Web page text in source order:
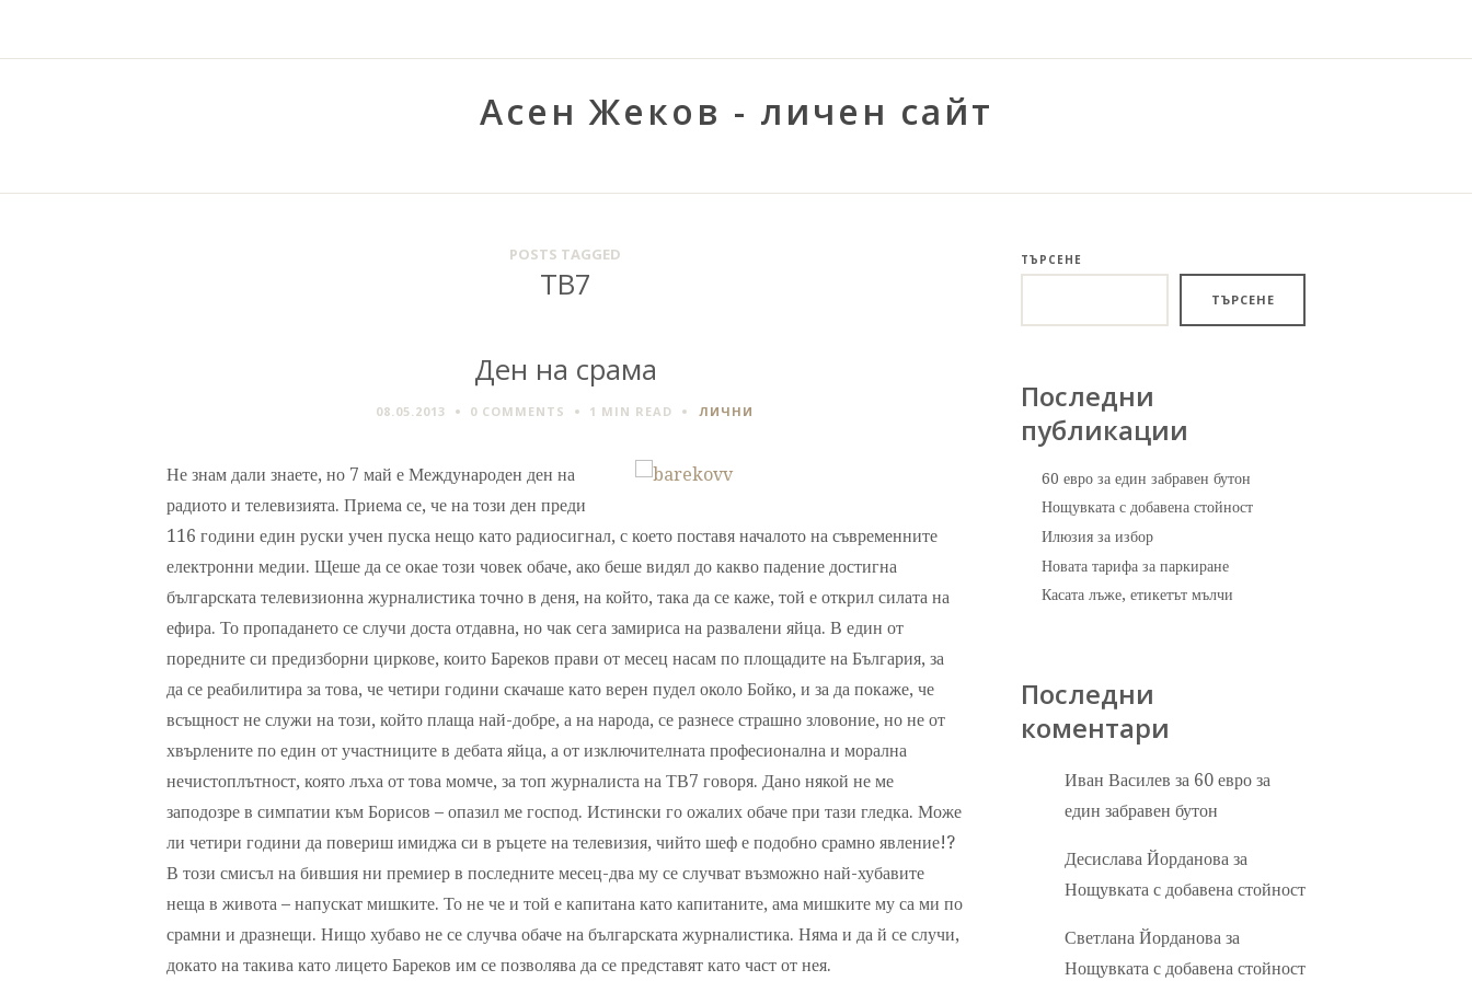
Асен Жеков - личен сайт
POSTS TAGGED
ТВ7
Ден на срама
08.05.2013 0 COMMENTS 1 MIN READ ЛИЧНИ
Не знам дали знаете, но 7 май е Международен ден на
радиото и телевизията. Приема се, че на този ден преди
116 години един руски учен пуска нещо като радиосигнал, с което поставя началото на съвременните
електронни медии. Щеше да се окае този човек обаче, ако беше видял до какво падение достигна
българската телевизионна журналистика точно в деня, на който, така да се каже, той е открил силата на
ефира. То пропадането се случи доста отдавна, но чак сега замириса на развалени яйца. В един от
поредните си предизборни циркове, които Бареков прави от месец насам по площадите на България, за
да се реабилитира за това, че четири години скачаше като верен пудел около Бойко, и за да покаже, че
всъщност не служи на този, който плаща най-добре, а на народа, се разнесе страшно зловоние, но не от
хвърлените по един от участниците в дебата яйца, а от изключителната професионална и морална
нечистоплътност, която лъха от това момче, за топ журналиста на ТВ7 говоря. Дано някой не ме
заподозре в симпатии към Борисов – опазил ме господ. Истински го ожалих обаче при тази гледка. Може
ли четири години да повериш имиджа си в ръцете на телевизия, чийто шеф е подобно срамно явление!?
В този смисъл на бившия ни премиер в последните месец-два му се случват възможно най-хубавите
неща в живота – напускат мишките. То не че и той е капитана като капитаните, ама мишките му са ми по
срамни и дразнещи. Нищо хубаво не се случва обаче на българската журналистика. Няма и да й се случи,
докато на такива като лицето Бареков им се позволява да се представят като част от нея.
ТЪРСЕНЕ
ТЪРСЕНЕ
Последни
публикации
60 евро за един забравен бутон
Нощувката с добавена стойност
Илюзия за избор
Новата тарифа за паркиране
Касата лъже, етикетът мълчи
Последни
коментари
Иван Василев за 60 евро за
един забравен бутон
Десислава Йорданова за
Нощувката с добавена стойност
Светлана Йорданова за
Нощувката с добавена стойност